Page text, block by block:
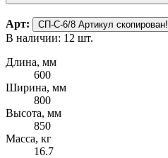
Арт: СП-С-6/8 Артикул скопирован!
В наличии: 12 шт.
Длина, мм
600
Ширина, мм
800
Высота, мм
850
Масса, кг
16.7